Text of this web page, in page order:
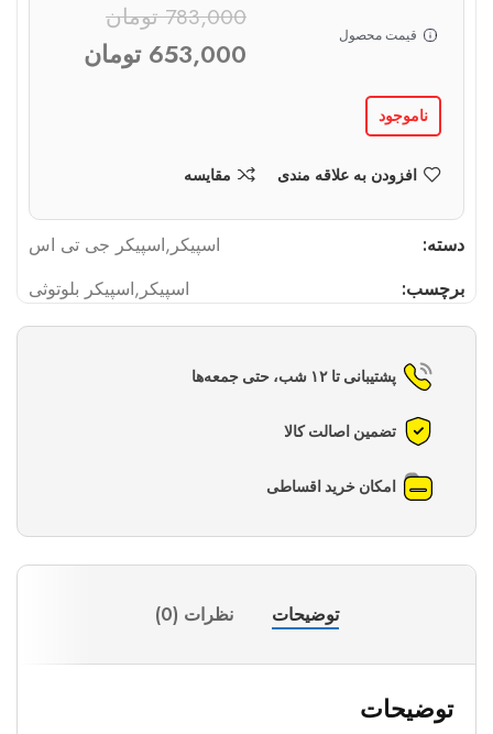
قیمت محصول
783,000 تومان
653,000 تومان
ناموجود
افزودن به علاقه مندی مقایسه
دسته: اسپیکر ,اسپیکر جی تی اس
برچسب:
اسپیکر ,اسپیکر بلوتوثی
پشتیبانی تا ۱۲ شب، حتی جمعه‌ها
تضمین اصالت کالا
امکان خرید اقساطی
توضیحات نظرات (0)
توضیحات